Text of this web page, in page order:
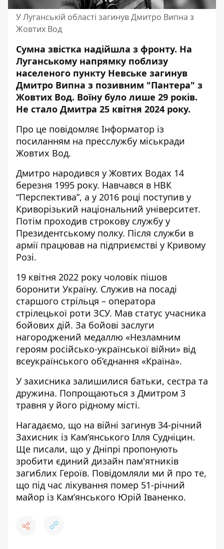
У Луганській області загинув Дмитро Випна з
Жовтих Вод
Сумна звістка надійшла з фронту. На
Луганському напрямку поблизу
населеного пункту Невське загинув
Дмитро Випна з позивним "Пантера" з
Жовтих Вод. Воїну було лише 29 років.
Не стало Дмитра 25 квітня 2024 року.
Про це повідомляє Інформатор із
посиланням на пресслужбу міськради
Жовтих Вод.
Дмитро народився у Жовтих Водах 14
березня 1995 року. Навчався в НВК
“Перспектива”, а у 2016 році поступив у
Криворізький національний університет.
Потім проходив строкову службу у
Президентському полку. Після служби в
армії працював на підприємстві у Кривому
Розі.
19 квітня 2022 року чоловік пішов
боронити Україну. Служив на посаді
старшого стрільця – оператора
стрілецької роти ЗСУ. Мав статус учасника
бойових дій. За бойові заслуги
нагороджений медаллю «Незламним
героям російсько-української війни» від
всеукраїнського об’єднання «Країна».
У захисника залишилися батьки, сестра та
дружина. Попрощаються з Дмитром 3
травня у його рідному місті.
Нагадаємо, що на війні загинув 34-річний
Захисник із Кам’янського Ілля Судніцин.
Ще писали, що у Дніпрі пропонують
зробити єдиний дизайн пам'ятників
загиблих Героїв. Повідомляли ми й про те,
що під час лікування помер 51-річний
майор із Кам’янського Юрій Іваненко.